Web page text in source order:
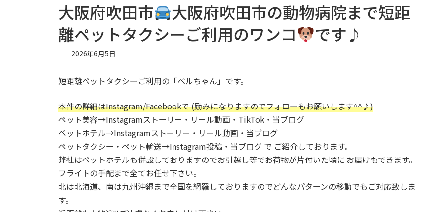
大阪府吹田市
大阪府吹田市の動物病院まで短距
離ペットタクシーご利用のワンコ
です♪
2026年6月5日
短距離ペットタクシーご利用の「ベルちゃん」です。
本件の詳細はInstagram/Facebookで (励みになりますのでフォローもお願いします^^♪)
ペット美容→Instagramストーリー・リール動画・TikTok・当ブログ
ペットホテル→Instagramストーリー・リール動画・当ブログ
ペットタクシー・ペット輸送→Instagram投稿・当ブログ で ご紹介しております。
弊社はペットホテルも併設しておりますのでお引越し等でお荷物が片付いた頃に お届けもできます。
フライトの手配まで全てお任せ下さい。
北は北海道、南は九州沖縄まで全国を網羅しておりますのでどんなパターンの移動でもご対応致しま
す。